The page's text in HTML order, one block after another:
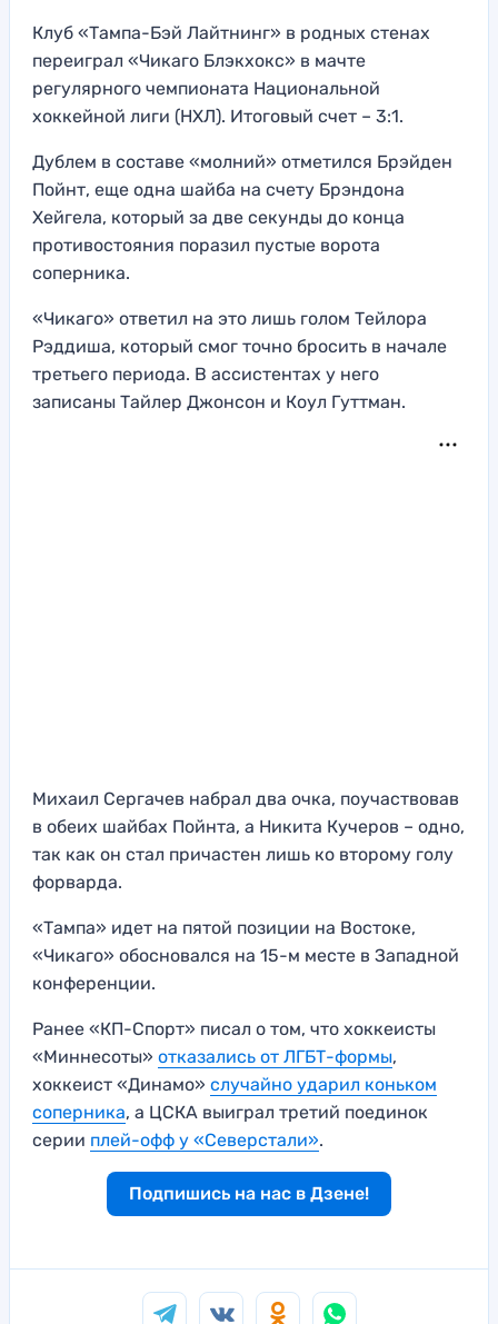
Клуб «Тампа-Бэй Лайтнинг» в родных стенах
переиграл «Чикаго Блэкхокс» в мачте
регулярного чемпионата Национальной
хоккейной лиги (НХЛ). Итоговый счет – 3:1.
Дублем в составе «молний» отметился Брэйден
Пойнт, еще одна шайба на счету Брэндона
Хейгела, который за две секунды до конца
противостояния поразил пустые ворота
соперника.
«Чикаго» ответил на это лишь голом Тейлора
Рэддиша, который смог точно бросить в начале
третьего периода. В ассистентах у него
записаны Тайлер Джонсон и Коул Гуттман.
Михаил Сергачев набрал два очка, поучаствовав
в обеих шайбах Пойнта, а Никита Кучеров – одно,
так как он стал причастен лишь ко второму голу
форварда.
«Тампа» идет на пятой позиции на Востоке,
«Чикаго» обосновался на 15-м месте в Западной
конференции.
Ранее «КП-Спорт» писал о том, что хоккеисты
«Миннесоты» отказались от ЛГБТ-формы,
хоккеист «Динамо» случайно ударил коньком
соперника, а ЦСКА выиграл третий поединок
серии плей-офф у «Северстали».
Подпишись на нас в Дзене!